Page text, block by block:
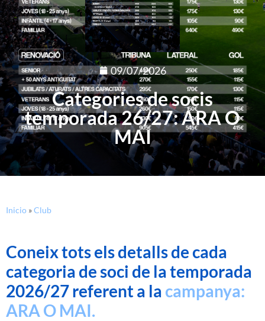
09/07/2026
Categories de socis
temporada 26/27: ARA O
MAI
Inicio »Club
Coneix tots els detalls de cada
categoria de soci de la temporada
2026/27 referent a la campanya:
ARA O MAI.